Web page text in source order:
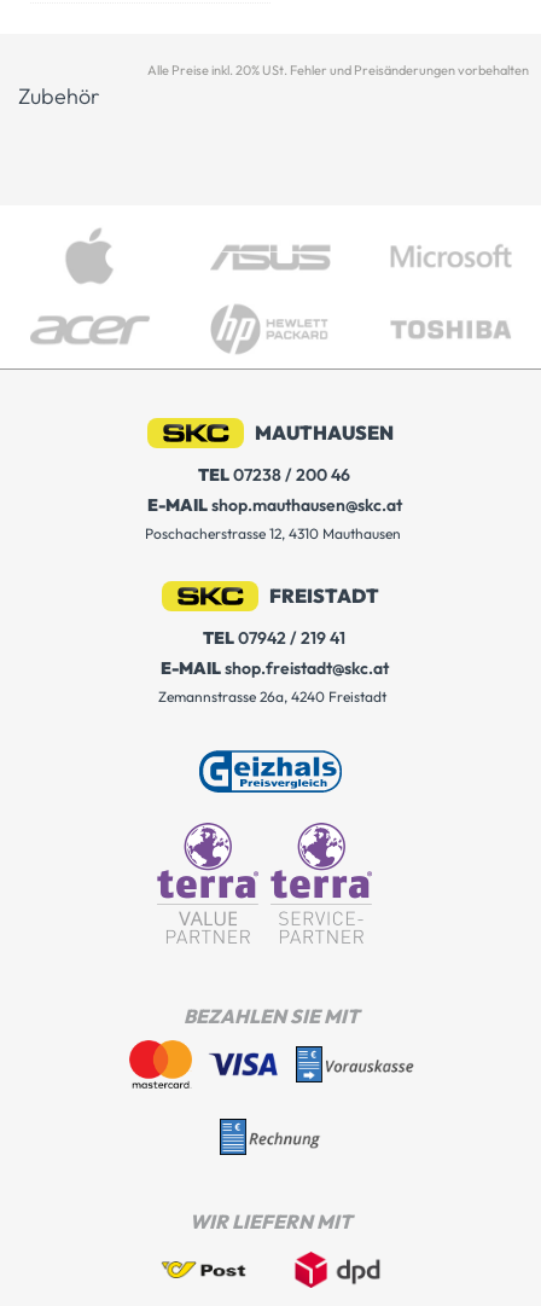
Alle Preise inkl. 20% USt. Fehler und Preisänderungen vorbehalten
Zubehör
MAUTHAUSEN
TEL07238 / 200 46
E-MAILshop.mauthausen@skc.at
Poschacherstrasse 12, 4310 Mauthausen
FREISTADT
TEL07942 / 219 41
E-MAILshop.freistadt@skc.at
Zemannstrasse 26a, 4240 Freistadt
BEZAHLEN SIE MIT
WIR LIEFERN MIT